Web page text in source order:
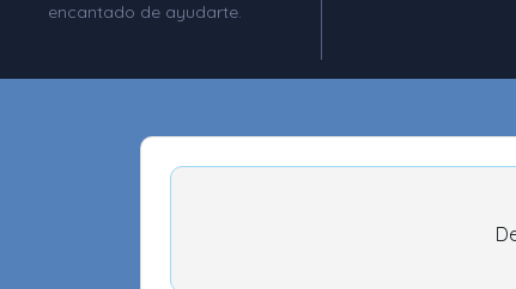
encantado de ayudarte.